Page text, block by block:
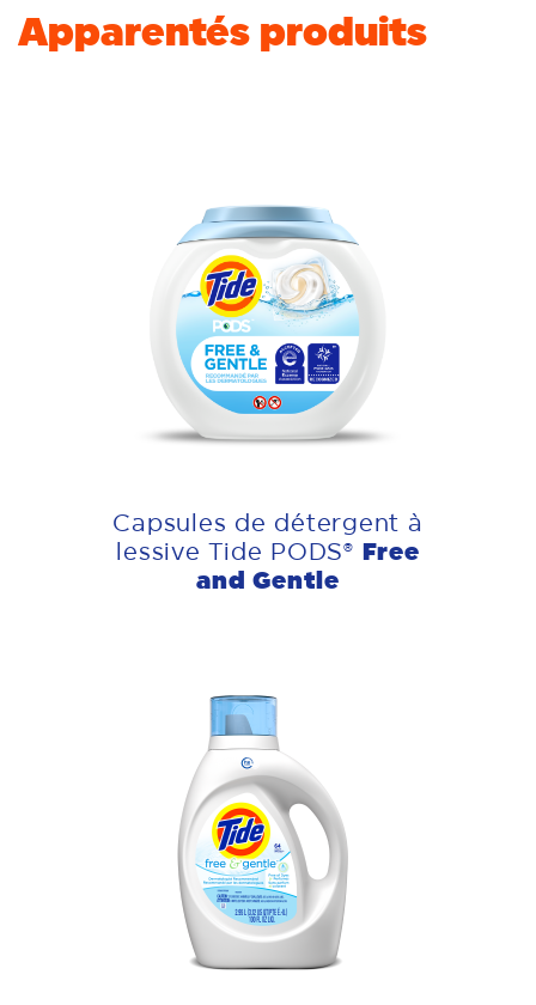
Apparentés produits
Capsules de détergent à
lessive Tide PODS® Free
and Gentle